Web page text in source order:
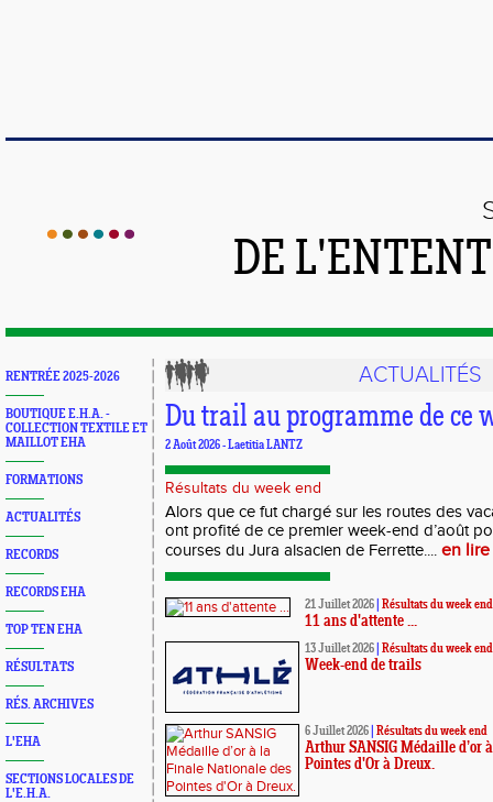
DE
RENTRÉE 2025-2026
BOUTIQUE E.H.A. -
COLLECTION TEXTILE ET
MAILLOT EHA
FORMATIONS
ACTUALITÉS
RECORDS
RECORDS EHA
TOP TEN EHA
RÉSULTATS
RÉS. ARCHIVES
L'EHA
SECTIONS LOCALES DE
L'E.H.A.
ACTUALITÉS
Du trail au programme de ce
2 Août 2026 - Laetitia LANTZ
Résultats du week end
Alors que ce fut chargé sur les routes des
ont profité de ce premier week-end d’août
courses du Jura alsacien de Ferrette.... en
21 Juillet 2026 Résultats du week end
11 ans d'attente ...
13 Juillet 2026 Résultats du week end
Week-end de trails
6 Juillet 2026 Résultats du week end
Arthur SANSIG Médaille d’or
Pointes d'Or à Dreux.